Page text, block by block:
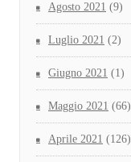
Agosto 2021 (9)
Luglio 2021 (2)
Giugno 2021 (1)
Maggio 2021 (66)
Aprile 2021 (126)